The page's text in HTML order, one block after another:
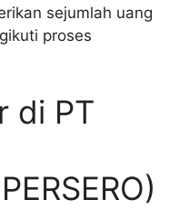
sejumlah uang
proses
di PT